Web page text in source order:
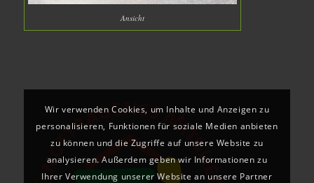
Ansicht
Wir verwenden Cookies, um Inhalte und Anzeigen zu
personalisieren, Funktionen für soziale Medien anbieten
zu können und die Zugriffe auf unsere Website zu
analysieren. Außerdem geben wir Informationen zu
Ihrer Verwendung unserer Website an unsere Partner